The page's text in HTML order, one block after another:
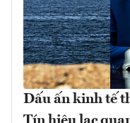
Dấu ấn kinh tế